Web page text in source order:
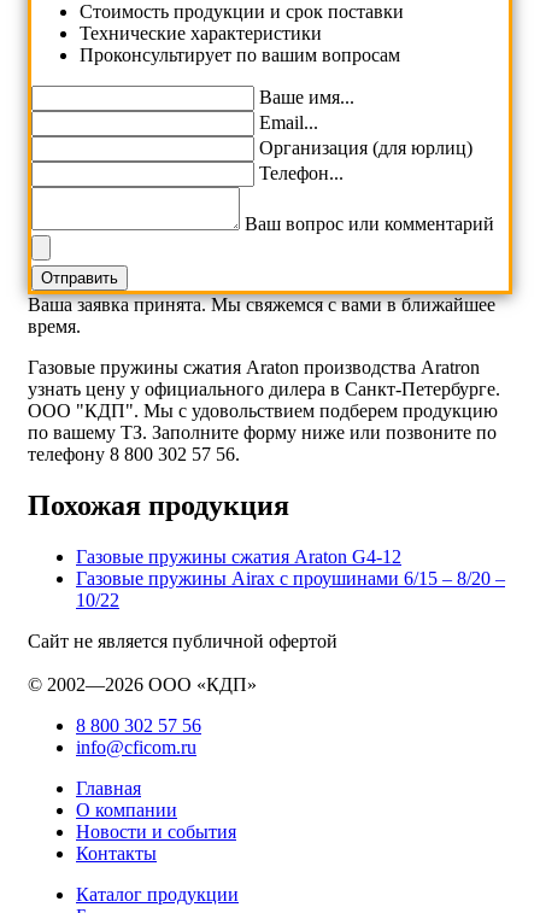
Cтоимость продукции и срок поставки
Технические характеристики
Проконсультирует по вашим вопросам
Ваше имя...
Email...
Организация (для юрлиц)
Телефон...
Ваш вопрос или комментарий
Ваша заявка принята. Мы свяжемся с вами в ближайшее
время.
Газовые пружины сжатия Araton производства Aratron
узнать цену у официального дилера в Санкт-Петербурге.
ООО "КДП". Мы с удовольствием подберем продукцию
по вашему ТЗ. Заполните форму ниже или позвоните по
телефону 8 800 302 57 56.
Похожая продукция
Газовые пружины сжатия Araton G4-12
Газовые пружины Airax с проушинами 6/15 – 8/20 –
10/22
Сайт не является публичной офертой
© 2002—2026 ООО «КДП»
8 800 302 57 56
info@cficom.ru
Главная
О компании
Новости и события
Контакты
Каталог продукции